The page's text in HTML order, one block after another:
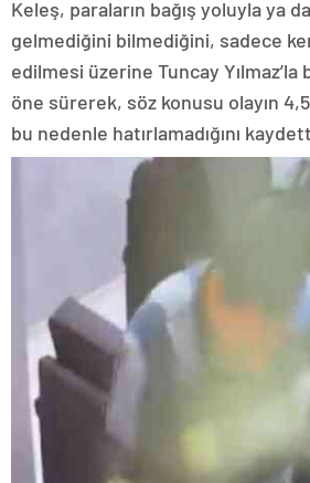
Keleş, paraların bağış yoluyla ya
gelmediğini bilmediğini, sadece
edilmesi üzerine Tuncay
öne sürerek, söz konusu olayın
bu nedenle hatırlamadığını